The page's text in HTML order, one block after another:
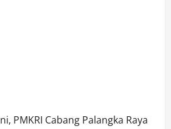
PMKRI Cabang Palangka Raya